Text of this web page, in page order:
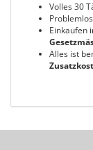
Volles 30
Einkaufen
Alles ist